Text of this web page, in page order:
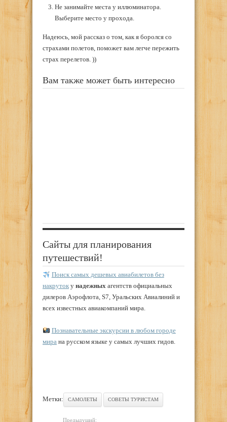
Не занимайте места у иллюминатора.
Выберите место у прохода.
Надеюсь, мой рассказ о том, как я боролся со
страхами полетов, поможет вам легче пережить
страх перелетов. ))
Вам также может быть интересно
Сайты для планирования
путешествий!
Поиск самых дешевых авиабилетов без
накруток у надежных агентств официальных
дилеров Аэрофлота, S7, Уральских Авиалиний и
всех известных авиакомпаний мира.
Познавательные экскурсии в любом городе
мира на русском языке у самых лучших гидов.
Метки: САМОЛЕТЫ СОВЕТЫ ТУРИСТАМ
Предыдущий: